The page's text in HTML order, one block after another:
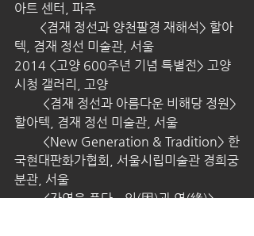
아트 센터, 파주
<겸재 정선과 양천팔경 재해석> 할아
텍, 겸재 정선 미술관, 서울
2014 <고양 600주년 기념 특별전> 고양
시청 갤러리, 고양
<겸재 정선과 아름다운 비해당 정원>
할아텍, 겸재 정선 미술관, 서울
<New Generation & Tradition> 한
국현대판화가협회, 서울시립미술관 경희궁
분관, 서울
<자연을 품다 – 인(因)과 연(緣)>